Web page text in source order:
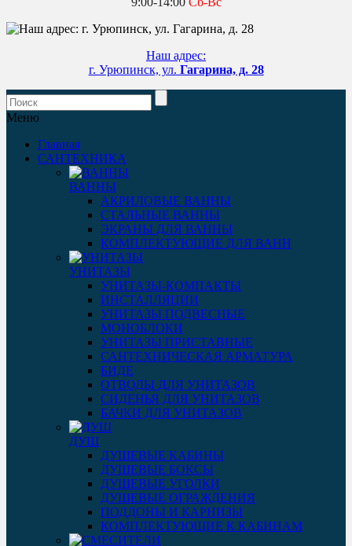
Наш адрес:
г. Урюпинск, ул. Гагарина, д. 28
Меню
Главная
САНТЕХНИКА
ВАННЫ
АКРИЛОВЫЕ ВАННЫ
СТАЛЬНЫЕ ВАННЫ
ЭКРАНЫ ДЛЯ ВАННЫ
КОМПЛЕКТУЮЩИЕ ДЛЯ ВАНН
УНИТАЗЫ
УНИТАЗЫ-КОМПАКТЫ
ИНСТАЛЛЯЦИИ
УНИТАЗЫ ПОДВЕСНЫЕ
МОНОБЛОКИ
УНИТАЗЫ ПРИСТАВНЫЕ
САНТЕХНИЧЕСКАЯ АРМАТУРА
БИДЕ
ОТВОДЫ ДЛЯ УНИТАЗОВ
СИДЕНЬЯ ДЛЯ УНИТАЗОВ
БАЧКИ ДЛЯ УНИТАЗОВ
ДУШ
ДУШЕВЫЕ КАБИНЫ
ДУШЕВЫЕ БОКСЫ
ДУШЕВЫЕ УГОЛКИ
ДУШЕВЫЕ ОГРАЖДЕНИЯ
ПОДДОНЫ И КАРНИЗЫ
КОМПЛЕКТУЮЩИЕ К КАБИНАМ